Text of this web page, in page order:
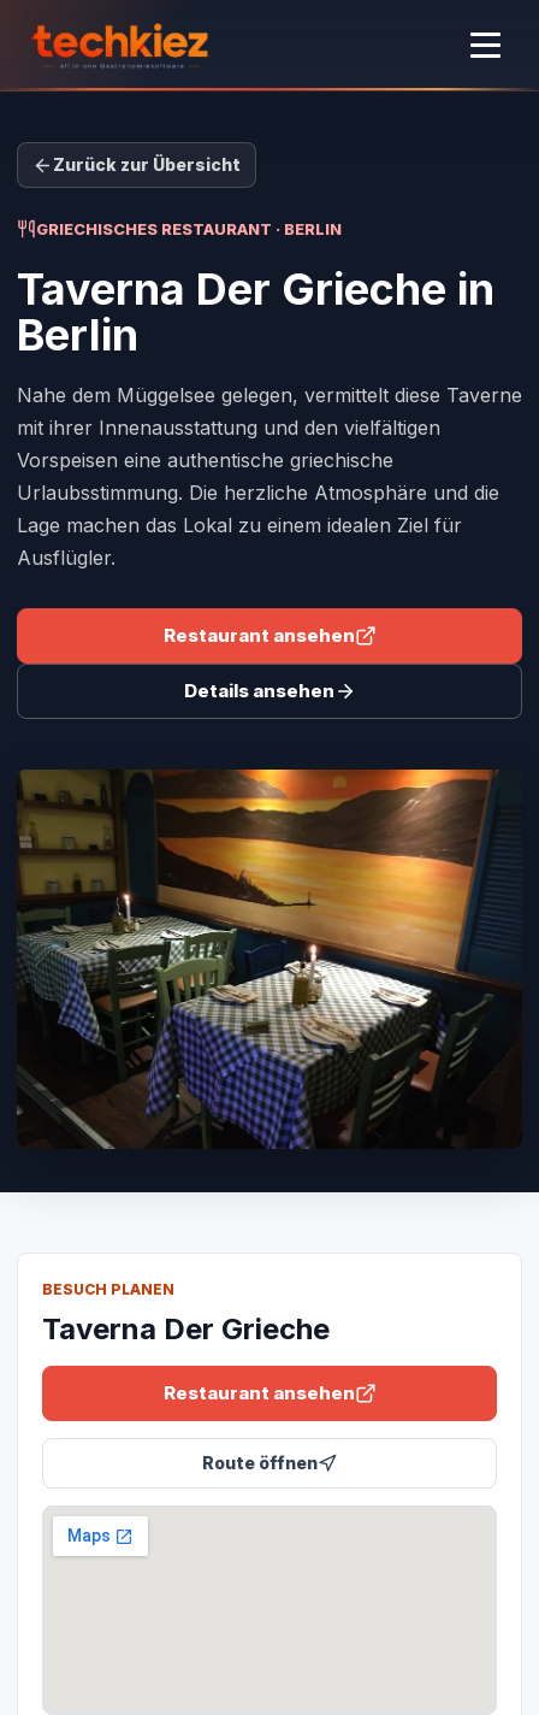
Zurück zur Übersicht
GRIECHISCHES RESTAURANT · BERLIN
Taverna Der Grieche in
Berlin
Nahe dem Müggelsee gelegen, vermittelt diese Taverne
mit ihrer Innenausstattung und den vielfältigen
Vorspeisen eine authentische griechische
Urlaubsstimmung. Die herzliche Atmosphäre und die
Lage machen das Lokal zu einem idealen Ziel für
Ausflügler.
Restaurant ansehen
Details ansehen
BESUCH PLANEN
Taverna Der Grieche
Restaurant ansehen
Route öffnen